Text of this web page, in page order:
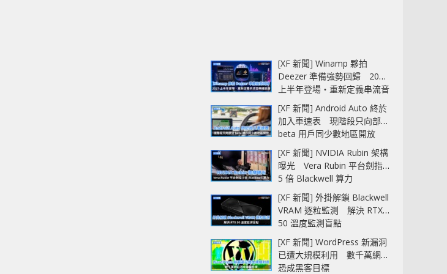
[XF 新聞] Winamp 夥拍
Deezer 準備強勢回歸 2027
上半年登場‧重新定義串流音
樂播放器
[XF 新聞] Android Auto 終於
加入車速表 現階段只向部分
beta 用戶同少數地區開放
[XF 新聞] NVIDIA Rubin 架構
曝光 Vera Rubin 平台劍指
5 倍 Blackwell 算力
[XF 新聞] 外掛解鎖 Blackwell
VRAM 逐粒監測 解決 RTX
50 溫度監測盲點
[XF 新聞] WordPress 新漏洞
已遭大規模利用 數千萬網站
恐成黑客目標